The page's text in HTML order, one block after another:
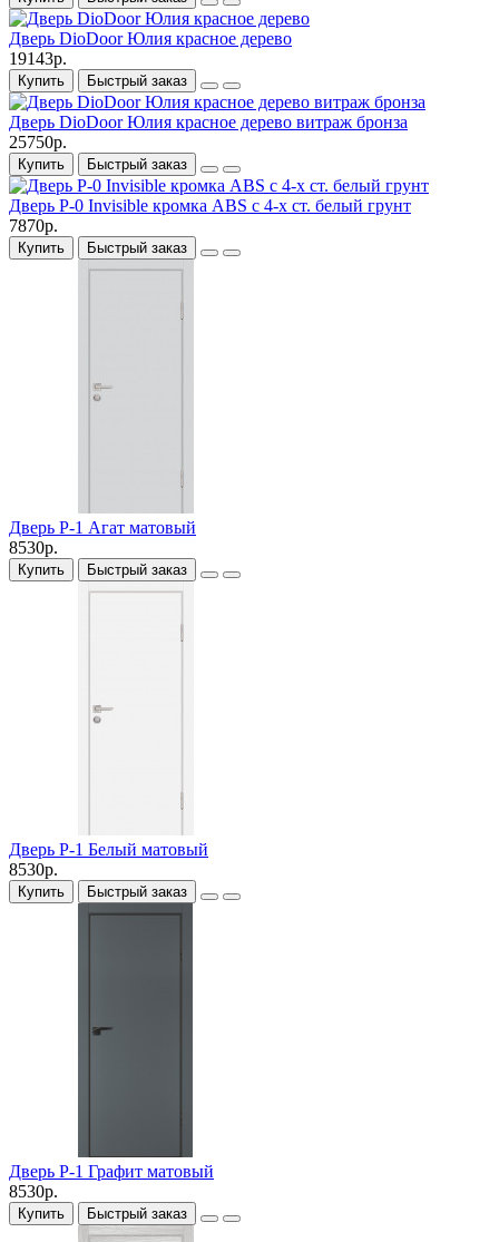
Дверь DioDoor Юлия красное дерево
19143р.
Купить Быстрый заказ
Дверь DioDoor Юлия красное дерево витраж бронза
25750р.
Купить Быстрый заказ
Дверь P-0 Invisible кромка ABS c 4-х ст. белый грунт
7870р.
Купить Быстрый заказ
Дверь P-1 Агат матовый
8530р.
Купить Быстрый заказ
Дверь P-1 Белый матовый
8530р.
Купить Быстрый заказ
Дверь P-1 Графит матовый
8530р.
Купить Быстрый заказ